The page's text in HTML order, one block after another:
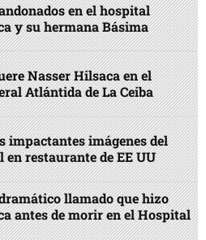
en el hospital
y su hermana Básima
Nasser Hilsaca en el
Atlántida de La Ceiba
impactantes imágenes del
restaurante de EE UU
llamado que hizo
antes de morir en el Hospital